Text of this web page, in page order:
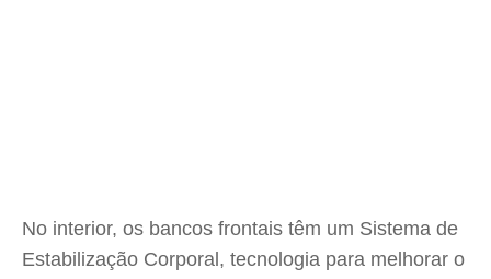
No interior, os bancos frontais têm um Sistema de
Estabilização Corporal, tecnologia para melhorar o